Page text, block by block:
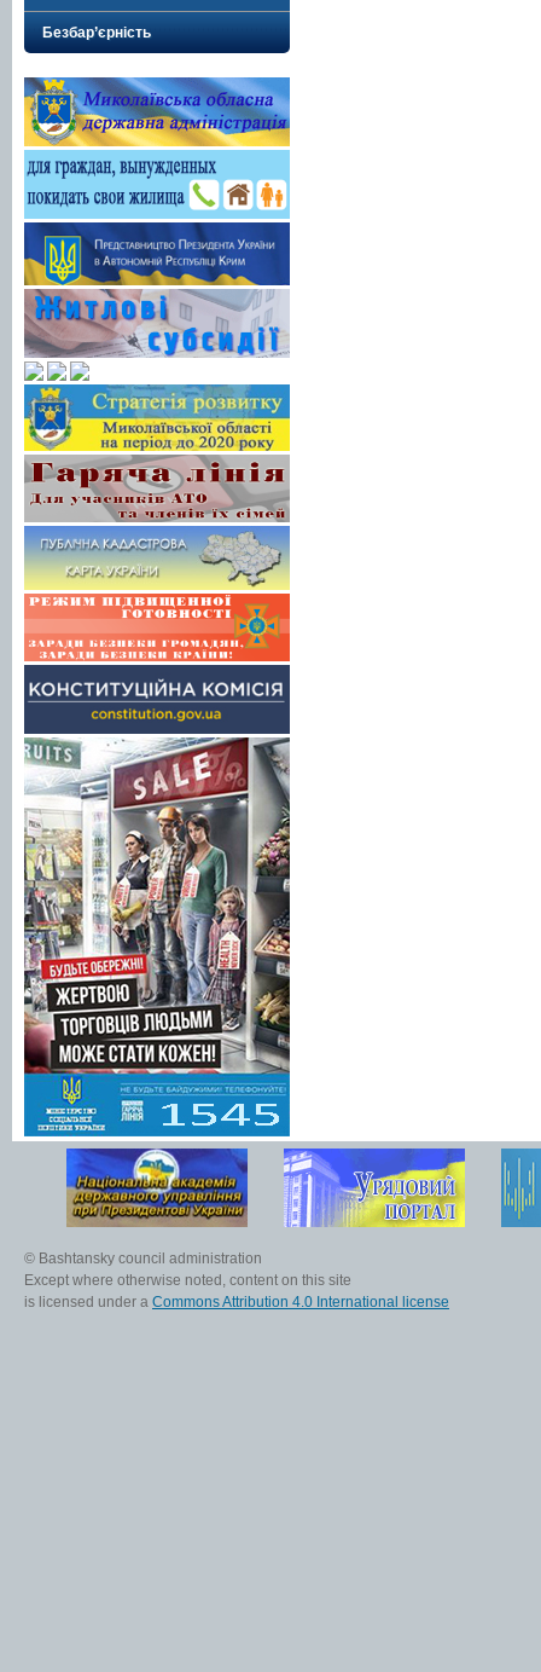
Безбар’єрність
© Bashtansky council administration
Except where otherwise noted, content on this site
is licensed under a Commons Attribution 4.0 International license